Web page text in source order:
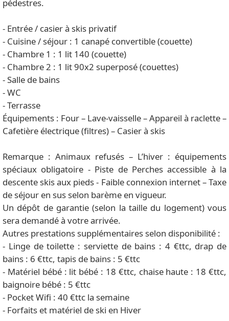
pédestres.
- Entrée / casier à skis privatif
- Cuisine / séjour : 1 canapé convertible (couette)
- Chambre 1 : 1 lit 140 (couette)
- Chambre 2 : 1 lit 90x2 superposé (couettes)
- Salle de bains
- WC
- Terrasse
Équipements : Four – Lave-vaisselle – Appareil à raclette –
Cafetière électrique (filtres) – Casier à skis
Remarque : Animaux refusés – L’hiver : équipements
spéciaux obligatoire - Piste de Perches accessible à la
descente skis aux pieds - Faible connexion internet – Taxe
de séjour en sus selon barème en vigueur.
Un dépôt de garantie (selon la taille du logement) vous
sera demandé à votre arrivée.
Autres prestations supplémentaires selon disponibilité :
- Linge de toilette : serviette de bains : 4 €ttc, drap de
bains : 6 €ttc, tapis de bains : 5 €ttc
- Matériel bébé : lit bébé : 18 €ttc, chaise haute : 18 €ttc,
baignoire bébé : 5 €ttc
- Pocket Wifi : 40 €ttc la semaine
- Forfaits et matériel de ski en Hiver